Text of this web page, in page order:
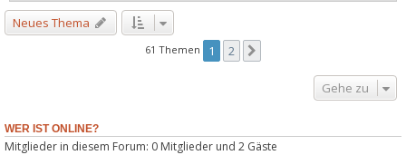
Neues Thema
61 Themen 1 2
Gehe zu
WER IST ONLINE?
Mitglieder in diesem Forum: 0 Mitglieder und 2 Gäste